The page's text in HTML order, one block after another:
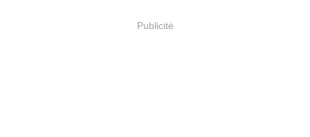
Publicité